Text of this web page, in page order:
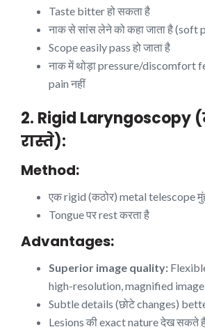
Taste bitter हो सकता है
नाक से सांस लेने को कहा जाता है (soft
Scope easily pass हो जाता है
नाक में थोड़ा pressure/discomfort
pain नहीं
2. Rigid Laryngoscopy
रास्ते):
Method:
एक rigid (कठोर) metal telescope
Tongue पर rest करता है
Advantages:
Superior image quality:
high-resolution, magnified image
Subtle details (छोटे changes)
Lesions की exact nature देख सकते